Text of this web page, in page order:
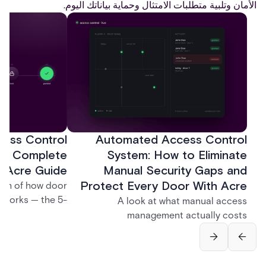
الأمان وتلبية متطلبات الامتثال وحماية بياناتك اليوم.
Automated Access Control
System: How to Eliminate
Manual Security Gaps and
Protect Every Door With Acre
A look at what manual access
management actually costs
organizations — lost credentials,
incomplete audit trails, and wasted
Control
Complete
Acre Guide
of how door
— the 5-